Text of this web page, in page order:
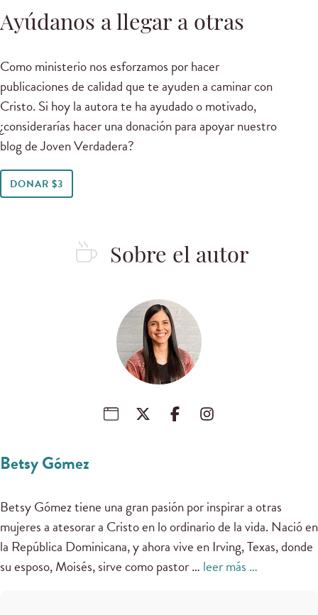
Ayúdanos a llegar a otras
Como ministerio nos esforzamos por hacer
publicaciones de calidad que te ayuden a caminar con
Cristo. Si hoy la autora te ha ayudado o motivado,
¿considerarías hacer una donación para apoyar nuestro
blog de Joven Verdadera?
DONAR $3
Sobre el autor
Betsy Gómez
Betsy Gómez tiene una gran pasión por inspirar a otras
mujeres a atesorar a Cristo en lo ordinario de la vida. Nació en
la República Dominicana, y ahora vive en Irving, Texas, donde
su esposo, Moisés, sirve como pastor … leer más …